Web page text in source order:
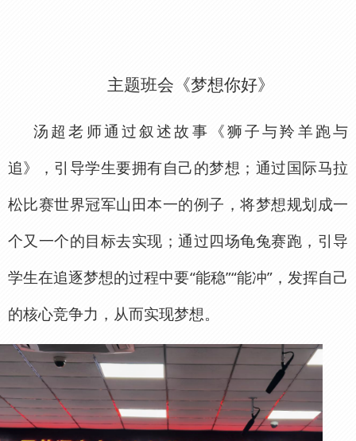
主题班会《梦想你好》
汤超老师通过叙述故事《狮子与羚羊跑与
追》，引导学生要拥有自己的梦想；通过国际马拉
松比赛世界冠军山田本一的例子，将梦想规划成一
个又一个的目标去实现；通过四场龟兔赛跑，引导
学生在追逐梦想的过程中要“能稳”“能冲”，发挥自己
的核心竞争力，从而实现梦想。